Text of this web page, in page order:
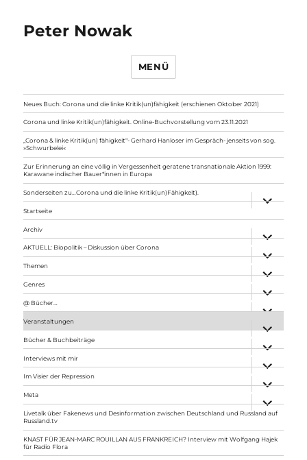
Peter Nowak
MENÜ
Neues Buch: Corona und die linke Kritik(un)fähigkeit (erschienen Oktober 2021)
Corona und linke Kritik(un)fähigkeit. Online-Buchvorstellung vom 23.11.2021
„Corona & linke Kritik(un) fähigkeit“- Gerhard Hanloser im Gespräch- jenseits von sog.
»Schwurbelei«
Zur Erinnerung an eine völlig in Vergessenheit geratene transnationale Aktion 1999:
Karawane indischer Bauer*innen in Europa
Sonderseiten zu…Corona und die linke Kritik(un)Fähigkeit).
anzeigen
Startseite
Archiv
anzeigen
AKTUELL: Biopolitik – Diskussion über Corona
anzeigen
Themen
anzeigen
Genres
anzeigen
@ Bücher…
Veranstaltungen
anzeigen
Bücher & Buchbeiträge
anzeigen
Interviews mit mir
anzeigen
Im Visier der Repression
anzeigen
Meta
anzeigen
Livetalk über Fakenews und Desinformation zwischen Deutschland und Russland auf
Russland.tv
KNAST FÜR JEAN-MARC ROUILLAN AUS FRANKREICH? Interview mit Wolfgang Hajek
für Radio Flora